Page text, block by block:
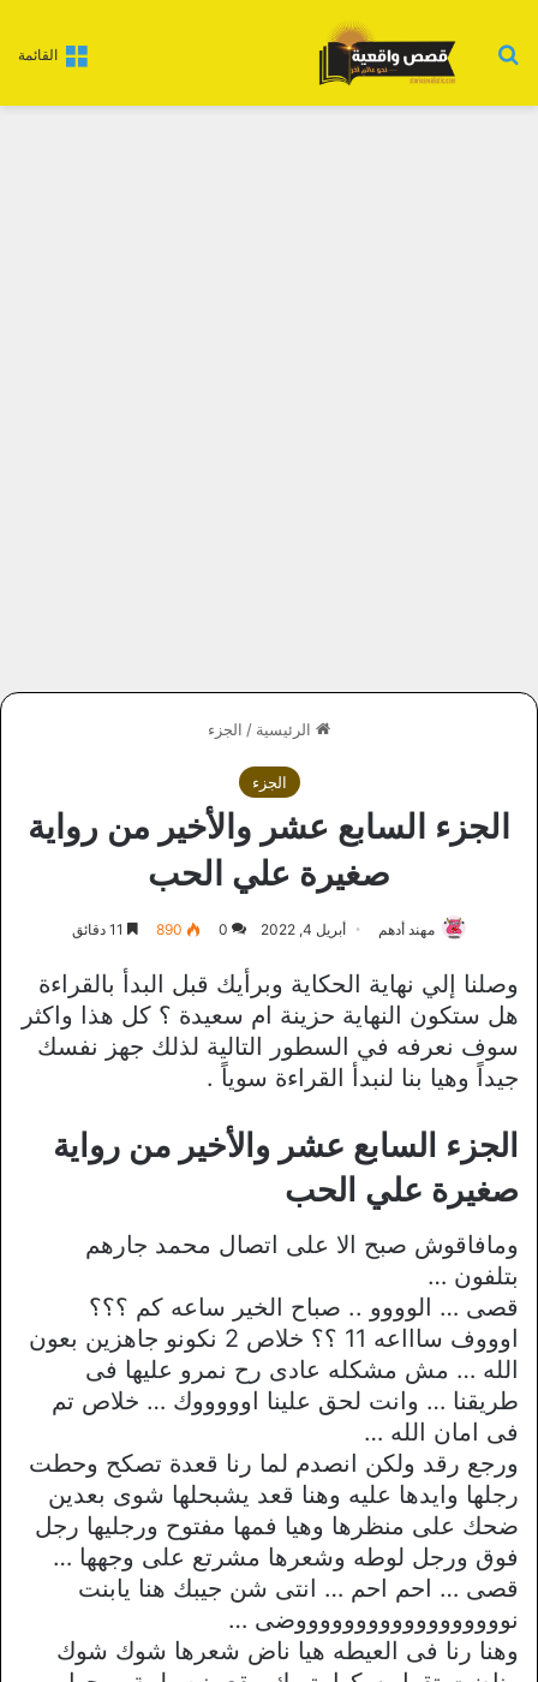
القائمة بحث عن
الرئيسية / الجزء
الجزء
الجزء السابع عشر والأخير من رواية
صغيرة علي الحب
مهند أدهم أبريل 4, 2022 0
890
وصلنا إلي نهاية الحكاية وبرأيك قبل البدأ بالقراءة
هل ستكون النهاية حزينة ام سعيدة ؟ كل هذا واكثر
سوف نعرفه في السطور التالية لذلك جهز نفسك
جيداً وهيا بنا لنبدأ القراءة سوياً .
الجزء السابع عشر والأخير من رواية
صغيرة علي الحب
ومافاقوش صبح الا على اتصال محمد جارهم
بتلفون …
قصى … الوووو .. صباح الخير ساعه كم ؟؟؟
اوووف ساااعه 11 ؟؟ خلاص 2 نكونو جاهزين بعون
الله … مش مشكله عادى رح نمرو عليها فى
طريقنا … وانت لحق علينا اوووووك … خلاص تم
فى امان الله …
ورجع رقد ولكن انصدم لما رنا قعدة تصكح وحطت
رجلها وايدها عليه وهنا قعد يشبحلها شوى بعدين
ضحك على منظرها وهيا فمها مفتوح ورجليها رجل
فوق ورجل لوطه وشعرها مشرتع على وجهها …
قصى … احم احم … انتى شن جيبك هنا يابنت
نووووووووووووووووووضى …
وهنا رنا فى العيطه هيا ناض شعرها شوك شوك